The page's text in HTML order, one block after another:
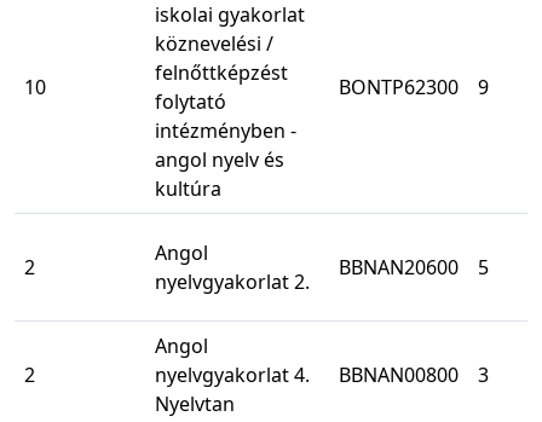
10
iskolai gyakorlat
köznevelési /
felnőttképzést
folytató
intézményben -
angol nyelv és
kultúra
BONTP62300 9
2
Angol
nyelvgyakorlat 2.
BBNAN20600 5
2
Angol
nyelvgyakorlat 4.
Nyelvtan
BBNAN00800 3